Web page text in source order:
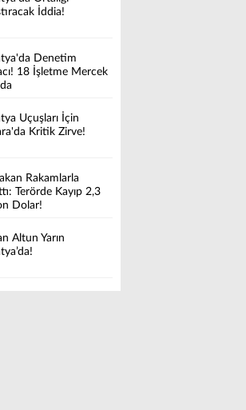
İddia!
Denetim
18 İşletme Mercek
Uçuşları İçin
Kritik Zirve!
Rakamlarla
Terörde Kayıp 2,3
Dolar!
Altun Yarın